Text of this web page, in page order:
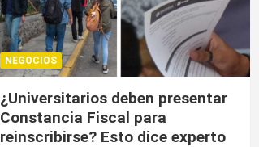
NEGOCIOS
Trump contiene el déficit
comercial de bienes, pero sin
descenso